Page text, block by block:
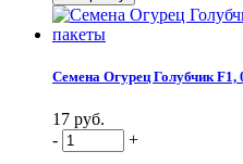
Семена Огурец Голубчик
17 руб.
-
+